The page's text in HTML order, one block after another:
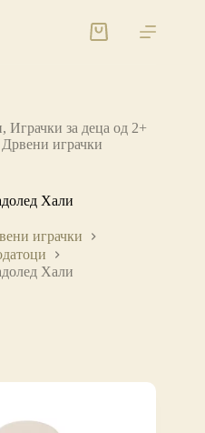
,Играчки за деца од 2+
Дрвени играчки
Хали
играчки
Хали